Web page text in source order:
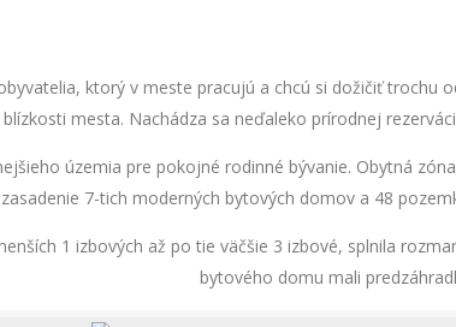
ktorý v meste pracujú a chcú si dožičiť trochu
mesta. Nachádza sa neďaleko prírodnej
územia pre pokojné rodinné bývanie. Obytná
7-tich moderných bytových domov a 48
1 izbových až po tie väčšie 3 izbové, splnila
bytového domu mali